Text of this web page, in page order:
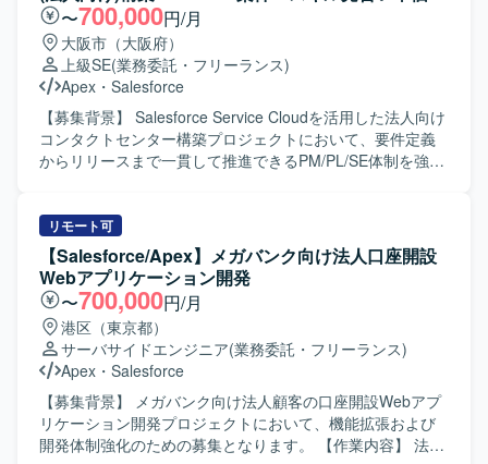
の仕様に関する質疑応答や、標準機能および軽微なApex、
Visualforceを用いた機能改修を行っていただきます。 ・新
規機能について、対応方針の検討から設計・実装・受け入
れまで一連の対応を担当していただきます。 ・その他、関
連する開発要件についても状況に応じて対応していただき
ます。 【求める人物像】 ・顧客とのコミュニケーションを
通じて課題を整理し、自ら主体的に提案・推進していただ
ける方を求めております。 ・Salesforceに関する知識や経
【ポジションの魅力】 ・Salesforceの複数クラウド
（ServiceCloud, SalesCloud, Classic環境など）に関わるこ
とで、幅広い機能・領域の知見を深めていただけます。 ・
顧客折衝から実装まで一貫して対応することで、上流工程
から開発までのスキルをバランスよく高めることができま
す。 ・継続的な保守・改善を通じて、長期的な関係構築と
業務理解を深める経験を積んでいただけます。 【開発環
境】 Salesforce（ServiceCloud, SalesCloud, Classic環
境）、Apex、Visualforce、AccountEngagement（旧
Pardot）などを利用した環境となっております。
〜700,000円/月
大阪市（大阪府）
上級SE(業務委託・フリーランス)
Apex ・ Salesforce
【募集背景】 Salesforce Service Cloudを活用した法人向け
コンタクトセンター構築プロジェクトにおいて、要件定義
からリリースまで一貫して推進できるPM/PL/SE体制を強化
ル調整、顧客折衝、各種会議のファシリテート、メンバー
管理、成果物レビューおよび品質・納期・スコープ管理を
ご担当いただきます。 PLとしては、業務要件整理、業務お
よび運用フロー設計、Salesforce機能設計・仕様調整、設計
レビュー、開発メンバーの管理・フォロー、テスト計画や
移行・リリース支援をご担当いただきます。 SEとしては、
Salesforce機能の設定・開発、外部連携のSalesforce側対
応、設計書などのドキュメント作成、テスト仕様書作成お
よびテスト実施、不具合対応、移行・リリース支援をご担
当いただきます。 【求める人物像】 上流工程を自走でき、
設計から実装まで一貫して対応できる方を求めています。
リモート可
【Salesforce/Apex】メガバンク向け法人口座開設
Webアプリケーション開発
〜700,000円/月
港区（東京都）
サーバサイドエンジニア(業務委託・フリーランス)
Apex ・ Salesforce
【募集背景】 メガバンク向け法人顧客の口座開設Webアプ
リケーション開発プロジェクトにおいて、機能拡張および
開発体制強化のための募集となります。 【作業内容】 法人